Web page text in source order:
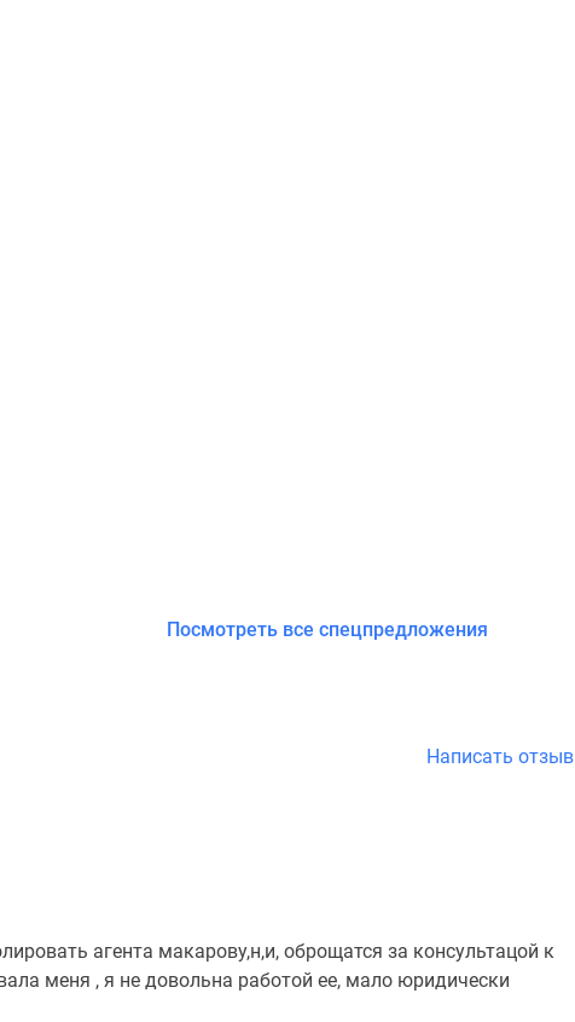
Посмотреть все спецпредложения
Написать отзыв
агента макарову,н,и, оброщатся за консультацой к
меня , я не довольна работой ее, мало юридически